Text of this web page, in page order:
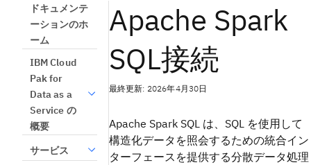
ドキュメンテ
ーションのホ
ーム
IBM Cloud
Pak for
Data as a
Service の
概要
サービス
Apache Spark
SQL接続
最終更新: 2026年4月30日
Apache Spark SQL は、SQL を使用して
構造化データを照会するための統合イン
ターフェースを提供する分散データ処理